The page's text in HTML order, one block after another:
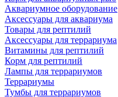
Аквариумное оборудование
Аксессуары для аквариума
Товары для рептилий
Аксессуары для террариума
Витамины для рептилий
Корм для рептилий
Лампы для террариумов
Террариумы
Тумбы для террариумов